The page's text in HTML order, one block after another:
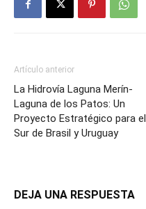
Artículo anterior
La Hidrovía Laguna Merín-
Laguna de los Patos: Un
Proyecto Estratégico para el
Sur de Brasil y Uruguay
DEJA UNA RESPUESTA